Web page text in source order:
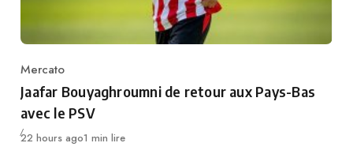
Category
Mercato
Jaafar Bouyaghroumni de retour aux Pays-Bas
avec le PSV
Publié
22 hours ago1 min lire